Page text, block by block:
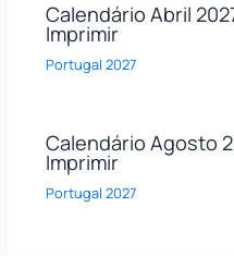
Calendário Abril
Imprimir
Portugal 2027
Calendário Agosto
Imprimir
Portugal 2027